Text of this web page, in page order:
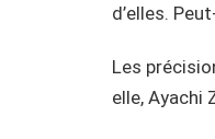
d’elles.
Les
elle, Ayachi